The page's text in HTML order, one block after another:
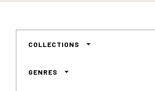
COLLECTIONS arrow_drop_down
GENRES arrow_drop_down